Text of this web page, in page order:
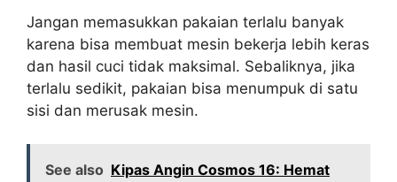
Jangan memasukkan pakaian terlalu banyak
karena bisa membuat mesin bekerja lebih keras
dan hasil cuci tidak maksimal. Sebaliknya, jika
terlalu sedikit, pakaian bisa menumpuk di satu
sisi dan merusak mesin.
See also Kipas Angin Cosmos 16: Hemat